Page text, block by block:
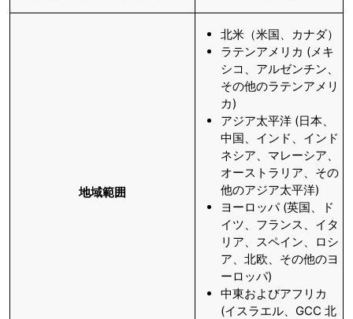
地域範囲
北米（米国、カナダ）
ラテンアメリカ (メキ
シコ、アルゼンチン、
その他のラテンアメリ
カ)
アジア太平洋 (日本、
中国、インド、インド
ネシア、マレーシア、
オーストラリア、その
他のアジア太平洋)
ヨーロッパ (英国、ド
イツ、フランス、イタ
リア、スペイン、ロシ
ア、北欧、その他のヨ
ーロッパ)
中東およびアフリカ
(イスラエル、GCC 北